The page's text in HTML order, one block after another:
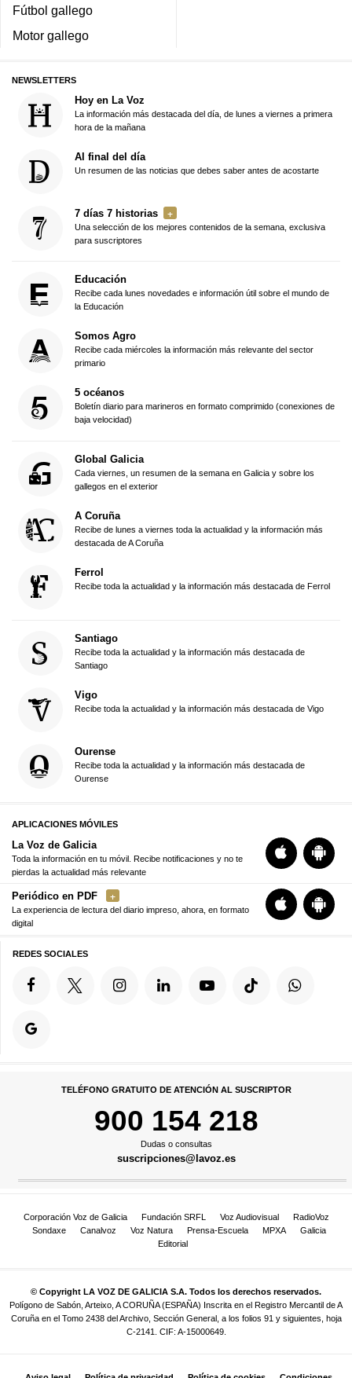
Fútbol gallego
Motor gallego
NEWSLETTERS
Hoy en La Voz
La información más destacada del día, de lunes a viernes a primera
hora de la mañana
Al final del día
Un resumen de las noticias que debes saber antes de acostarte
7 días 7 historias
Una selección de los mejores contenidos de la semana, exclusiva
para suscriptores
Educación
Recibe cada lunes novedades e información útil sobre el mundo de
la Educación
Somos Agro
Recibe cada miércoles la información más relevante del sector
primario
5 océanos
Boletín diario para marineros en formato comprimido (conexiones de
baja velocidad)
Global Galicia
Cada viernes, un resumen de la semana en Galicia y sobre los
gallegos en el exterior
A Coruña
Recibe de lunes a viernes toda la actualidad y la información más
destacada de A Coruña
Ferrol
Recibe toda la actualidad y la información más destacada de Ferrol
Santiago
Recibe toda la actualidad y la información más destacada de
Santiago
Vigo
Recibe toda la actualidad y la información más destacada de Vigo
Ourense
Recibe toda la actualidad y la información más destacada de
Ourense
APLICACIONES MÓVILES
La Voz de Galicia
Toda la información en tu móvil. Recibe notificaciones y no te
pierdas la actualidad más relevante
Periódico en PDF
La experiencia de lectura del diario impreso, ahora, en formato
digital
REDES SOCIALES
TELÉFONO GRATUITO DE ATENCIÓN AL SUSCRIPTOR
900 154 218
Dudas o consultas
suscripciones@lavoz.es
Corporación Voz de Galicia Fundación SRFL Voz Audiovisual
RadioVoz
Sondaxe
Canalvoz Voz Natura Prensa-Escuela MPXA
Galicia
Editorial
© Copyright LA VOZ DE GALICIA S.A. Todos los derechos reservados.
Polígono de Sabón, Arteixo, A CORUÑA (ESPAÑA) Inscrita en el Registro Mercantil de A
Coruña en el Tomo 2438 del Archivo, Sección General, a los folios 91 y siguientes, hoja
C-2141. CIF: A-15000649.